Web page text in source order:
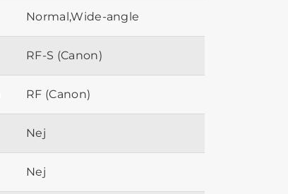
Normal,Wide-angle
RF-S (Canon)
RF (Canon)
Nej
Nej